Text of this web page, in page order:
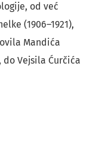
od već
(1906–1921),
Mandića
do Vejsila Ćurčića